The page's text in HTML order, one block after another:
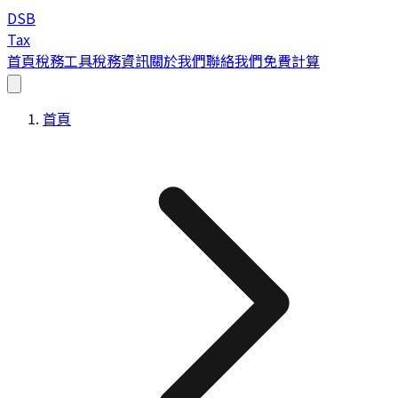
DSB
Tax
首頁稅務工具稅務資訊關於我們聯絡我們免費計算
首頁